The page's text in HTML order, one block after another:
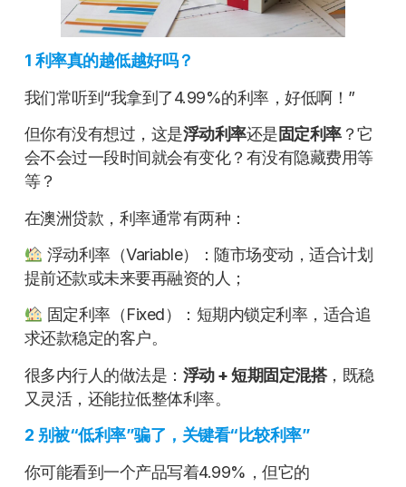
1 利率真的越低越好吗？
我们常听到“我拿到了4.99%的利率，好低啊！”
但你有没有想过，这是浮动利率还是固定利率？它
会不会过一段时间就会有变化？有没有隐藏费用等
等？
在澳洲贷款，利率通常有两种：
浮动利率（Variable）：随市场变动，适合计划
提前还款或未来要再融资的人；
固定利率（Fixed）：短期内锁定利率，适合追
求还款稳定的客户。
很多内行人的做法是： 浮动 + 短期固定混搭，既稳
又灵活，还能拉低整体利率。
2 别被“低利率”骗了，关键看“比较利率”
你可能看到一个产品写着4.99%，但它的